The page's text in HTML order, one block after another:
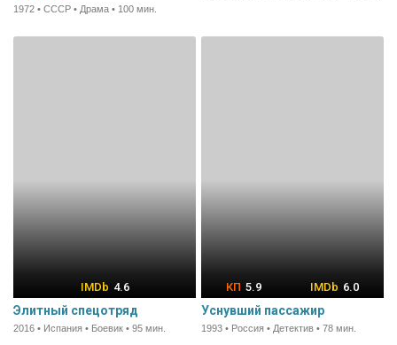
1972 • СССР • Драма • 100 мин.
4.6
Элитный спецотряд
2016 • Испания • Боевик • 95 мин.
5.9 6.0
Уснувший пассажир
1993 • Россия • Детектив • 78 мин.